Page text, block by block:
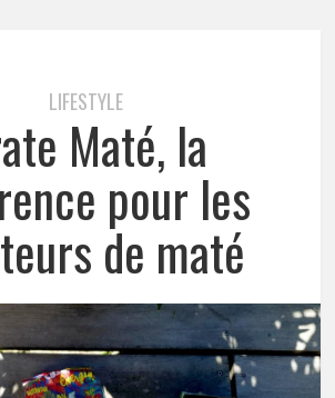
LIFESTYLE
Maté, la
pour les
de maté